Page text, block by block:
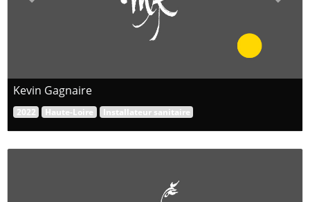
Previous Next
Kevin Gagnaire
2022 Haute-Loire Installateur sanitaire